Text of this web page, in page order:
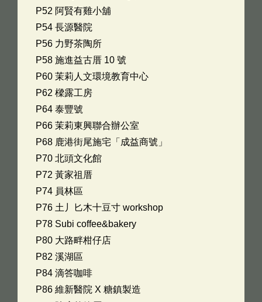
P52 阿賢有雞小舖
P54 長源醫院
P56 力野茶陶所
P58 施進益古厝 10 號
P60 茉莉人文環境教育中心
P62 樑露工房
P64 泰豐號
P66 茉莉東興聯合辦公室
P68 鹿港街尾施宅「成益商號」
P70 北頭文化館
P72 黃家祖厝
P74 員林區
P76 土丿匕木十豆寸 workshop
P78 Subi coffee&bakery
P80 大路畔柑仔店
P82 溪湖區
P84 滴答咖啡
P86 維新醫院 X 糖鎮製造